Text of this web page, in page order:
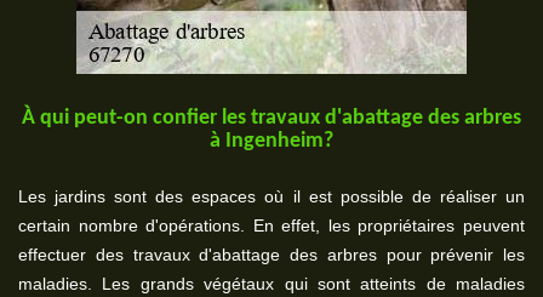
À qui peut-on confier les travaux d'abattage des arbres
à Ingenheim?
Les jardins sont des espaces où il est possible de réaliser un
certain nombre d'opérations. En effet, les propriétaires peuvent
effectuer des travaux d'abattage des arbres pour prévenir les
maladies. Les grands végétaux qui sont atteints de maladies